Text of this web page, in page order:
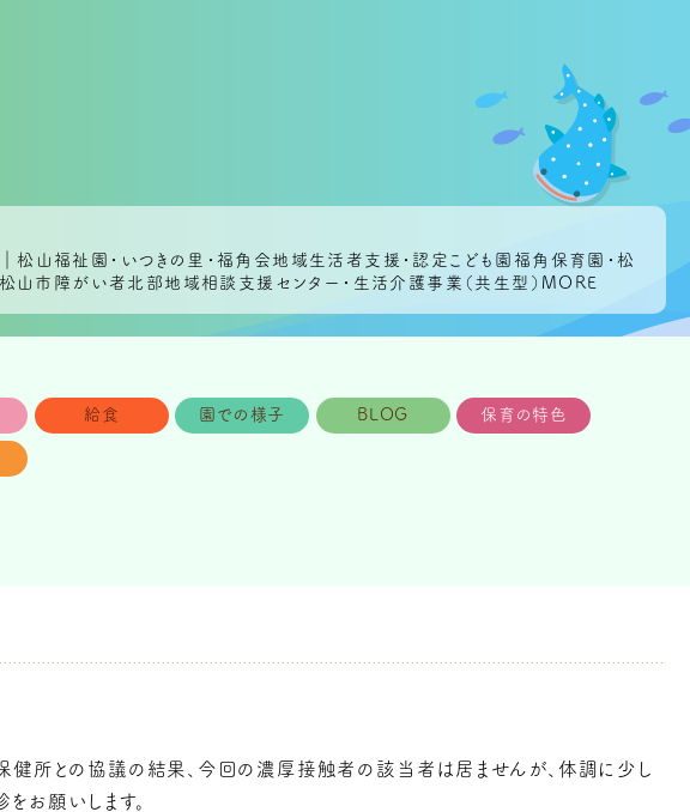
山福祉園・いつきの里・福角会地域生活者支援・認定こども園福角保育園・松
松山市障がい者北部地域相談支援センター・生活介護事業（共生型）MORE
給食 園での様子 BLOG 保育の特色
所との協議の結果、今回の濃厚接触者の該当者は居ませんが、体調に少し
お願いします。